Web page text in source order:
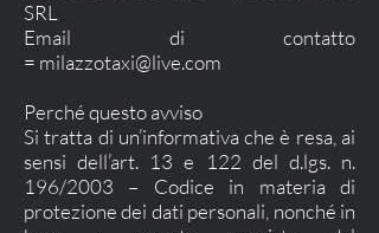
SRL
Email di contatto
= milazzotaxi@live.com
Perché questo avviso
Si tratta di un’informativa che è resa, ai
sensi dell’art. 13 e 122 del d.lgs. n.
196/2003 – Codice in materia di
protezione dei dati personali, nonché in